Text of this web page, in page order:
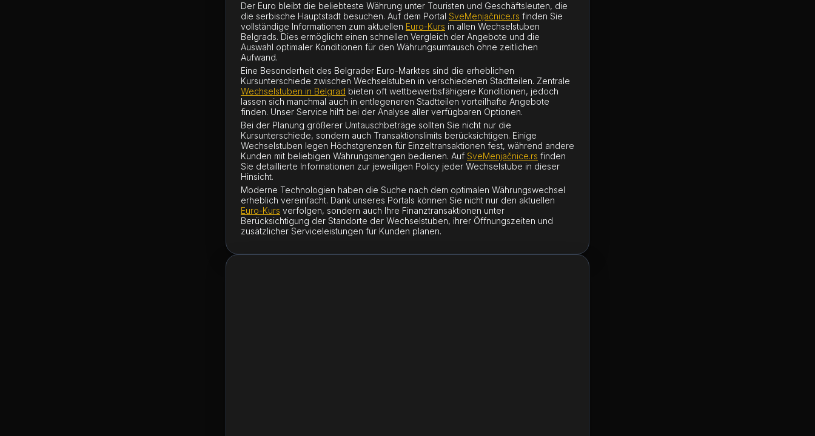
Der Euro bleibt die beliebteste Währung unter Touristen und Geschäftsleuten, die
die serbische Hauptstadt besuchen. Auf dem Portal SveMenjačnice.rs finden Sie
vollständige Informationen zum aktuellen Euro-Kurs in allen Wechselstuben
Belgrads. Dies ermöglicht einen schnellen Vergleich der Angebote und die
Auswahl optimaler Konditionen für den Währungsumtausch ohne zeitlichen
Aufwand.
Eine Besonderheit des Belgrader Euro-Marktes sind die erheblichen
Kursunterschiede zwischen Wechselstuben in verschiedenen Stadtteilen. Zentrale
Wechselstuben in Belgrad bieten oft wettbewerbsfähigere Konditionen, jedoch
lassen sich manchmal auch in entlegeneren Stadtteilen vorteilhafte Angebote
finden. Unser Service hilft bei der Analyse aller verfügbaren Optionen.
Bei der Planung größerer Umtauschbeträge sollten Sie nicht nur die
Kursunterschiede, sondern auch Transaktionslimits berücksichtigen. Einige
Wechselstuben legen Höchstgrenzen für Einzeltransaktionen fest, während andere
Kunden mit beliebigen Währungsmengen bedienen. Auf SveMenjačnice.rs finden
Sie detaillierte Informationen zur jeweiligen Policy jeder Wechselstube in dieser
Hinsicht.
Moderne Technologien haben die Suche nach dem optimalen Währungswechsel
erheblich vereinfacht. Dank unseres Portals können Sie nicht nur den aktuellen
Euro-Kurs verfolgen, sondern auch Ihre Finanztransaktionen unter
Berücksichtigung der Standorte der Wechselstuben, ihrer Öffnungszeiten und
zusätzlicher Serviceleistungen für Kunden planen.